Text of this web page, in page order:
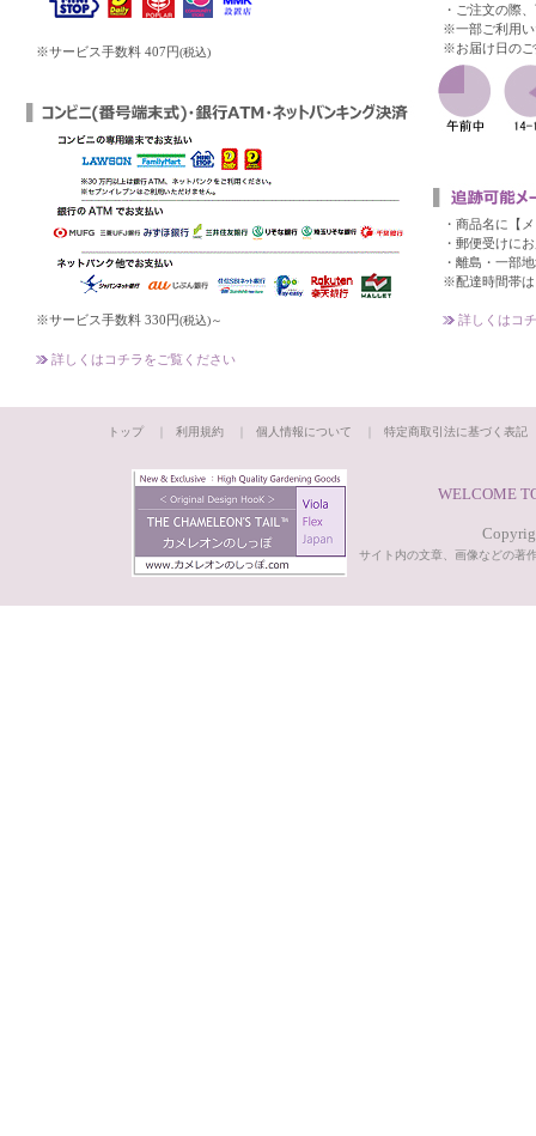
※サービス手数料 407円(税込)
※サービス手数料 330円(税込)～
詳しくはコチラをご覧ください
・ご注文の際、
※一部ご利用い
※お届け日のご
・商品名に【メ
・郵便受けにお
・離島・一部地
※配達時間帯は
詳しくはコ
トップ 利用規約 個人情報について 特定商取引法に基づく表記
WELCOME
サイト内の文章、画像などの著